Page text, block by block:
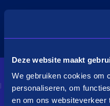
Deze website maakt
We gebruiken cookies om
personaliseren, om
en om ons websiteverkeer